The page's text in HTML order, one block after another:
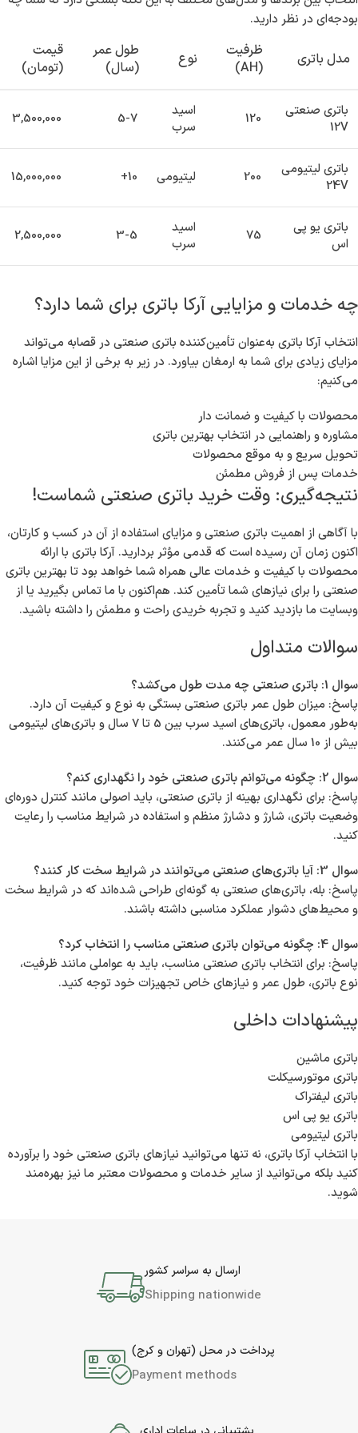
بودجه‌ای در نظر دارید.
مدل باتری
ظرفیت
(AH)
نوع
طول عمر
(سال)
قیمت
(تومان)
باتری صنعتی
12V
120
اسید
سرب
5-7
3,500,000
باتری لیتیومی
24V
200 لیتیومی 10+
15,000,000
باتری یو پی
اس
75
اسید
سرب
3-5
2,500,000
چه خدمات و مزایایی آرکا باتری برای شما دارد؟
انتخاب آرکا باتری به‌عنوان تأمین‌کننده باتری صنعتی در قصابه می‌تواند
مزایای زیادی برای شما به ارمغان بیاورد. در زیر به برخی از این مزایا اشاره
می‌کنیم:
محصولات با کیفیت و ضمانت دار
مشاوره و راهنمایی در انتخاب بهترین باتری
تحویل سریع و به موقع محصولات
خدمات پس از فروش مطمئن
نتیجه‌گیری: وقت خرید باتری صنعتی شماست!
با آگاهی از اهمیت باتری صنعتی و مزایای استفاده از آن در کسب و کارتان،
اکنون زمان آن رسیده است که قدمی مؤثر بردارید. آرکا باتری با ارائه
محصولات با کیفیت و خدمات عالی همراه شما خواهد بود تا بهترین باتری
صنعتی را برای نیازهای شما تأمین کند. هم‌اکنون با ما تماس بگیرید یا از
وبسایت ما بازدید کنید و تجربه خریدی راحت و مطمئن را داشته باشید.
سوالات متداول
سوال 1: باتری صنعتی چه مدت طول می‌کشد؟
پاسخ: میزان طول عمر باتری صنعتی بستگی به نوع و کیفیت آن دارد.
به‌طور معمول، باتری‌های اسید سرب بین 5 تا 7 سال و باتری‌های لیتیومی
بیش از 10 سال عمر می‌کنند.
سوال 2: چگونه می‌توانم باتری صنعتی خود را نگهداری کنم؟
پاسخ: برای نگهداری بهینه از باتری صنعتی، باید اصولی مانند کنترل دوره‌ای
وضعیت باتری، شارژ و دشارژ منظم و استفاده در شرایط مناسب را رعایت
کنید.
سوال 3: آیا باتری‌های صنعتی می‌توانند در شرایط سخت کار کنند؟
پاسخ: بله، باتری‌های صنعتی به گونه‌ای طراحی شده‌اند که در شرایط سخت
و محیط‌های دشوار عملکرد مناسبی داشته باشند.
سوال 4: چگونه می‌توان باتری صنعتی مناسب را انتخاب کرد؟
پاسخ: برای انتخاب باتری صنعتی مناسب، باید به عواملی مانند ظرفیت،
نوع باتری، طول عمر و نیازهای خاص تجهیزات خود توجه کنید.
پیشنهادات داخلی
باتری ماشین
باتری موتورسیکلت
باتری لیفتراک
باتری یو پی اس
باتری لیتیومی
با انتخاب آرکا باتری، نه تنها می‌توانید نیازهای باتری صنعتی خود را برآورده
کنید بلکه می‌توانید از سایر خدمات و محصولات معتبر ما نیز بهره‌مند
شوید.
ارسال به سراسر کشور
Shipping nationwide
پرداخت در محل (تهران و کرج)
Payment methods